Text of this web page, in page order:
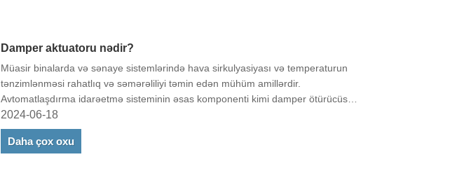
Damper aktuatoru nədir?
Müasir binalarda və sənaye sistemlərində hava sirkulyasiyası və temperaturun
tənzimlənməsi rahatlıq və səmərəliliyi təmin edən mühüm amillərdir.
Avtomatlaşdırma idarəetmə sisteminin əsas komponenti kimi damper ötürücüsü
hava axınının tənzimlənməsində və idarə olunmasında mühüm rol oynayır.
2024-06-18
Daha çox oxu